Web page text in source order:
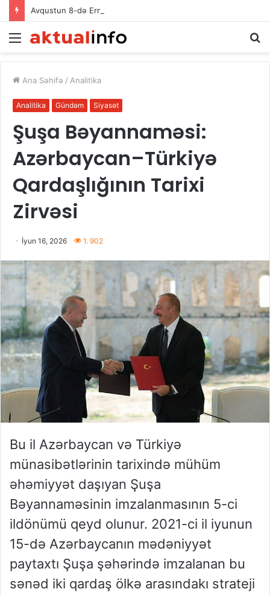
Menu
Ana Səhifə / Analitika
Analitika Gündəm Siyasət
Şuşa Bəyannaməsi:
Azərbaycan–Türkiyə
Qardaşlığının Tarixi
Zirvəsi
İyun 16, 2026 1. 902
Bu il Azərbaycan və Türkiyə
münasibətlərinin tarixində mühüm
əhəmiyyət daşıyan Şuşa
Bəyannaməsinin imzalanmasının 5-ci
ildönümü qeyd olunur. 2021-ci il iyunun
15-də Azərbaycanın mədəniyyət
paytaxtı Şuşa şəhərində imzalanan bu
sənəd iki qardaş ölkə arasındakı strateji